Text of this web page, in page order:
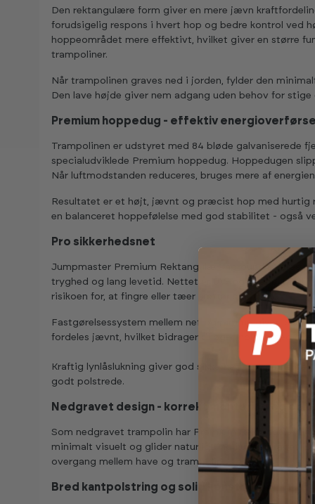
Den rektangulære form giver en mere jævn
forudsigelig respons i hvert hop og bedre kontrol ved
hoppeområdet mere effektivt, hvilket giver en større
trampoliner.
Når trampolinen graves ned i jorden, fylder den
Den lave højde giver nem adgang uden behov for
Premium hoppedug - effektiv energioverførsel
Trampolinen er udstyret med 84 bløde galvaniserede
specialudviklede Premium hoppedug. Hoppedugen
Når luftmodstanden reduceres, bruges mere af
Resultatet er et højt, jævnt og præcist hop med hurtig
en balanceret hoppefølelse med god stabilitet - også
Pro sikkerhedsnet
Jumpmaster Premium Rektangulær Inground leveres
tryghed og lang levetid. Nettet er UV- og
risikoen for, at fingre eller tæer sætter sig fast.
Fastgørelsessystem mellem net og ramme giver
fordeles jævnt, hvilket bidrager til øget holdbarhed
Kraftig lynlåslukning giver god sikkerhed. Stolperne
godt polstrede.
Nedgravet design - korrekt montering og
Som nedgravet trampolin har Premium Rektangulær
minimalt visuelt og glider naturligt ind i udeområdet.
overgang mellem have og trampolin.
Bred kantpolstring og solid konstruktion